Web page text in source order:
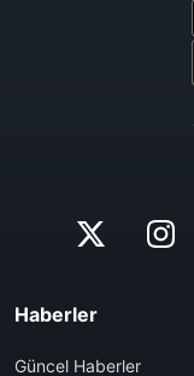
Haberler
Güncel Haberler